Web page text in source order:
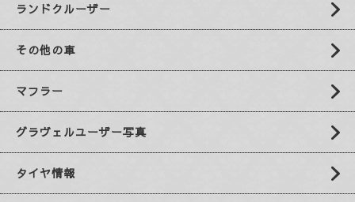
ランドクルーザー
その他の車
マフラー
グラヴェルユーザー写真
タイヤ情報